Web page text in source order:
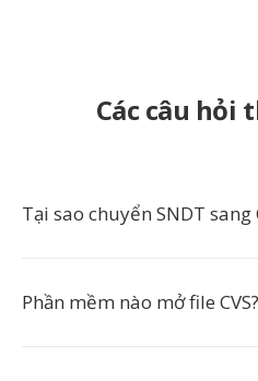
Các câu hỏi
Tại sao chuyển SNDT sang
Phần mềm nào mở file CVS?